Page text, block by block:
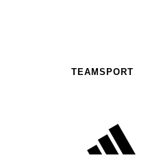
TEAMSPORT